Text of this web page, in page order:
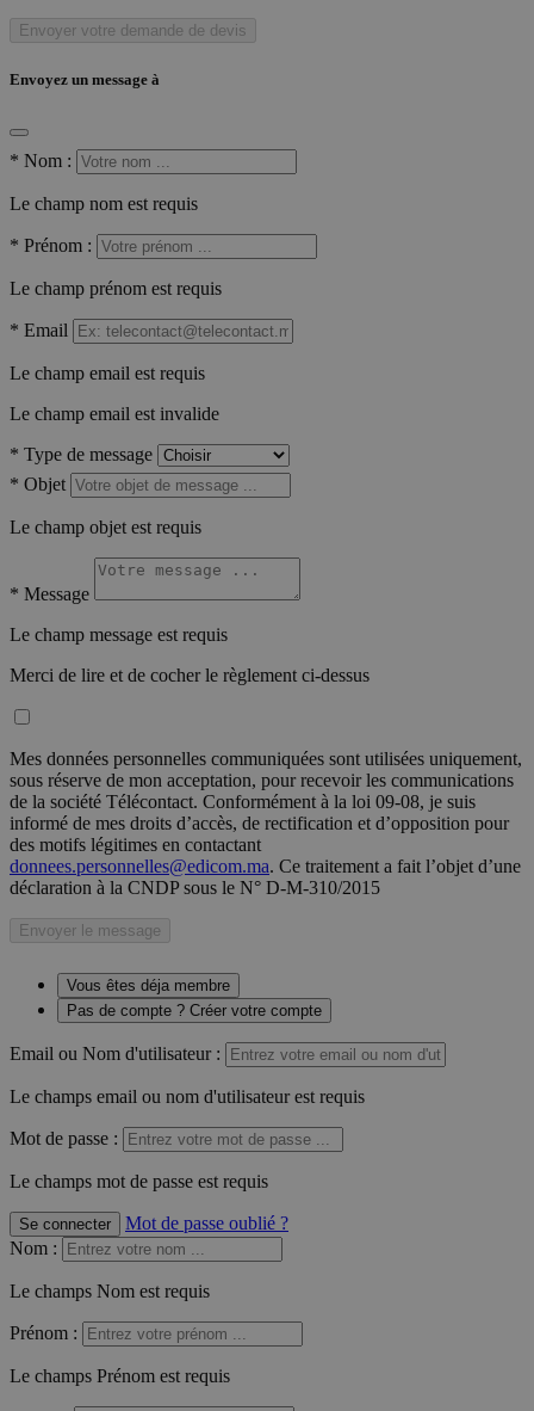
Envoyer votre demande de devis
Envoyez un message à
* Nom :
Le champ nom est requis
* Prénom :
Le champ prénom est requis
* Email
Le champ email est requis
Le champ email est invalide
* Type de message
* Objet
Le champ objet est requis
* Message
Le champ message est requis
Merci de lire et de cocher le règlement ci-dessus
Mes données personnelles communiquées sont utilisées uniquement,
sous réserve de mon acceptation, pour recevoir les communications
de la société Télécontact. Conformément à la loi 09-08, je suis
informé de mes droits d’accès, de rectification et d’opposition pour
des motifs légitimes en contactant
donnees.personnelles@edicom.ma. Ce traitement a fait l’objet d’une
déclaration à la CNDP sous le N° D-M-310/2015
Envoyer le message
Vous êtes déja membre
Pas de compte ? Créer votre compte
Email ou Nom d'utilisateur :
Le champs email ou nom d'utilisateur est requis
Mot de passe :
Le champs mot de passe est requis
Se connecter
Mot de passe oublié ?
Nom :
Le champs Nom est requis
Prénom :
Le champs Prénom est requis